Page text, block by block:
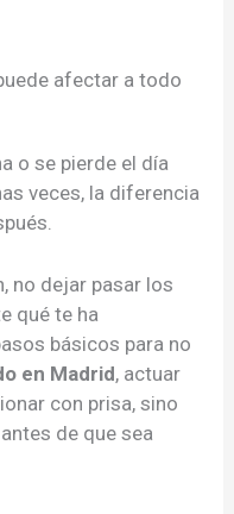
afectar a todo
o se pierde el día
veces, la diferencia
no dejar pasar los
qué te ha
básicos para no
en Madrid, actuar
con prisa, sino
de que sea